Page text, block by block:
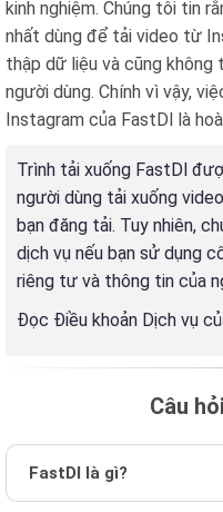
kinh nghiệm. Chúng tôi tin
nhất dùng để tải video từ
thập dữ liệu và cũng
người dùng. Chính vì vậy,
Instagram của FastDl là
Trình tải xuống FastDl
người dùng tải xuống
bạn đăng tải. Tuy nhiên,
dịch vụ nếu bạn sử dụng
riêng tư và thông tin của
Đọc Điều khoản Dịch vụ
Câu
FastDl là gì?